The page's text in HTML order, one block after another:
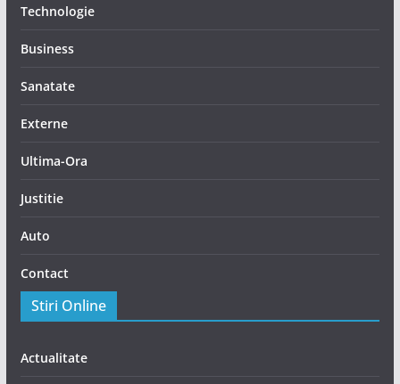
Technologie
Business
Sanatate
Externe
Ultima-Ora
Justitie
Auto
Contact
Stiri Online
Actualitate